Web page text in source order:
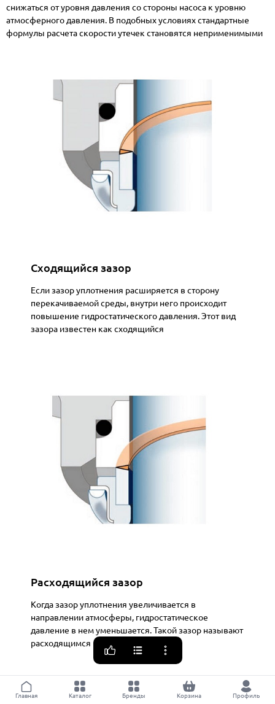
снижаться от уровня давления со стороны насоса к уровню
атмосферного давления. В подобных условиях стандартные
формулы расчета скорости утечек становятся неприменимыми
Сходящийся зазор
Если зазор уплотнения расширяется в сторону
перекачиваемой среды, внутри него происходит
повышение гидростатического давления. Этот вид
зазора известен как сходящийся
Расходящийся зазор
Когда зазор уплотнения увеличивается в
направлении атмосферы, гидростатическое
давление в нем уменьшается. Такой зазор называют
расходящимся
Общая картина распределения давления внутри зазора
Главная Каталог Бренды Корзина Профиль